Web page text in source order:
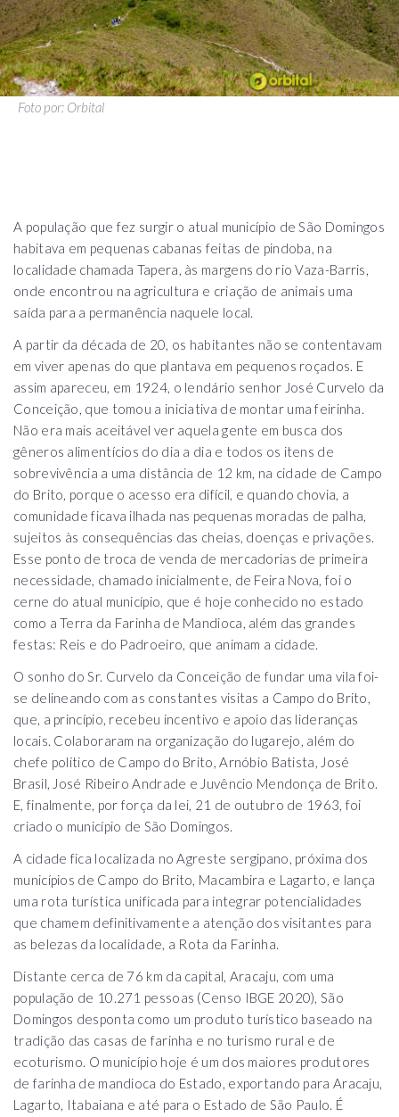
Foto por: Orbital
A população que fez surgir o atual município de São Domingos
habitava em pequenas cabanas feitas de pindoba, na
localidade chamada Tapera, às margens do rio Vaza-Barris,
onde encontrou na agricultura e criação de animais uma
saída para a permanência naquele local.
A partir da década de 20, os habitantes não se contentavam
em viver apenas do que plantava em pequenos roçados. E
assim apareceu, em 1924, o lendário senhor José Curvelo da
Conceição, que tomou a iniciativa de montar uma feirinha.
Não era mais aceitável ver aquela gente em busca dos
gêneros alimentícios do dia a dia e todos os itens de
sobrevivência a uma distância de 12 km, na cidade de Campo
do Brito, porque o acesso era difícil, e quando chovia, a
comunidade ficava ilhada nas pequenas moradas de palha,
sujeitos às consequências das cheias, doenças e privações.
Esse ponto de troca de venda de mercadorias de primeira
necessidade, chamado inicialmente, de Feira Nova, foi o
cerne do atual município, que é hoje conhecido no estado
como a Terra da Farinha de Mandioca, além das grandes
festas: Reis e do Padroeiro, que animam a cidade.
O sonho do Sr. Curvelo da Conceição de fundar uma vila foi-
se delineando com as constantes visitas a Campo do Brito,
que, a princípio, recebeu incentivo e apoio das lideranças
locais. Colaboraram na organização do lugarejo, além do
chefe político de Campo do Brito, Arnóbio Batista, José
Brasil, José Ribeiro Andrade e Juvêncio Mendonça de Brito.
E, finalmente, por força da lei, 21 de outubro de 1963, foi
criado o município de São Domingos.
A cidade fica localizada no Agreste sergipano, próxima dos
municípios de Campo do Brito, Macambira e Lagarto, e lança
uma rota turística unificada para integrar potencialidades
que chamem definitivamente a atenção dos visitantes para
as belezas da localidade, a Rota da Farinha.
Distante cerca de 76 km da capital, Aracaju, com uma
população de 10.271 pessoas (Censo IBGE 2020), São
Domingos desponta como um produto turístico baseado na
tradição das casas de farinha e no turismo rural e de
ecoturismo. O município hoje é um dos maiores produtores
de farinha de mandioca do Estado, exportando para Aracaju,
Lagarto, Itabaiana e até para o Estado de São Paulo. É